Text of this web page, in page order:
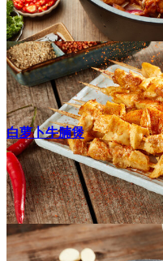
白萝卜牛腩煲